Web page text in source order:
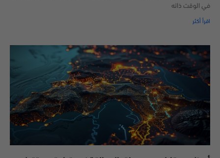
في الوقت ذاته
اقرأ أكثر